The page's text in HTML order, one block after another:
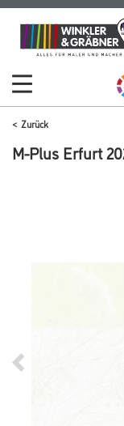
Zum
Inhalt
Zum
Navigationsmenü
Zurück
M-Plus Erfurt